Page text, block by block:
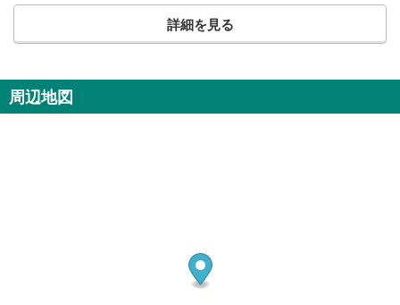
詳細を見る
周辺地図